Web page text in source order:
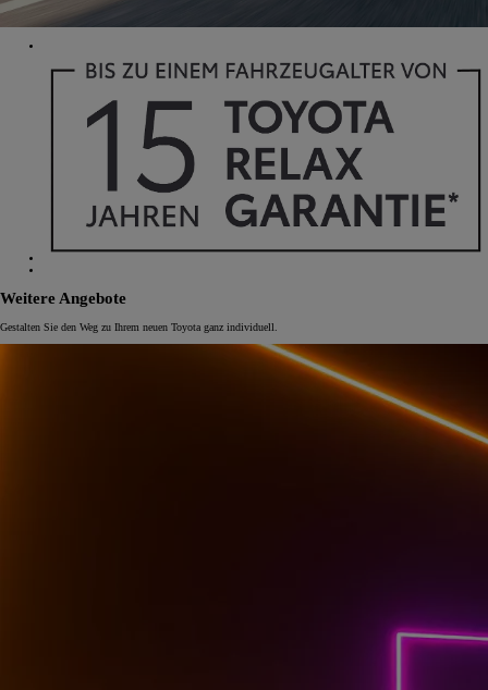
Weitere Angebote
Gestalten Sie den Weg zu Ihrem neuen Toyota ganz individuell.